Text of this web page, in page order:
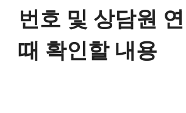
번호 및 상담원
때 확인할 내용